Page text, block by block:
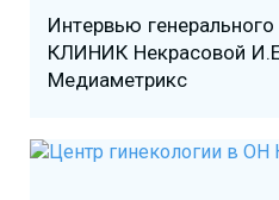
Интервью
КЛИНИК Некрасовой
Медиаметрикс